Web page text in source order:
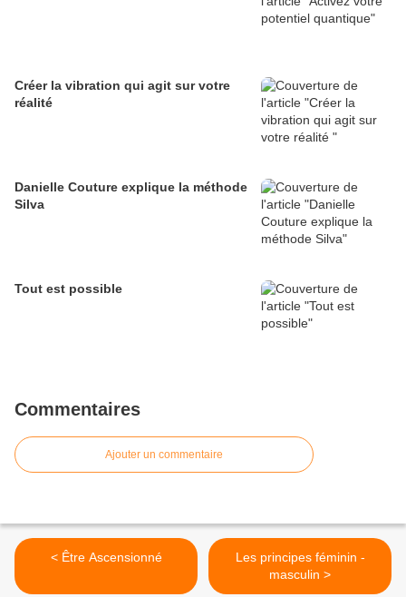
Créer la vibration qui agit sur votre
réalité
Danielle Couture explique la méthode
Silva
Tout est possible
Commentaires
Ajouter un commentaire
< Être Ascensionné
Les principes féminin -
masculin >